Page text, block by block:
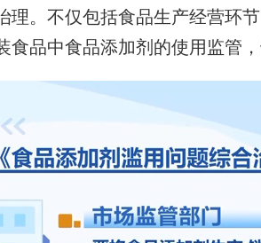
理。不仅包括食品生产经营环
食品中食品添加剂的使用监管